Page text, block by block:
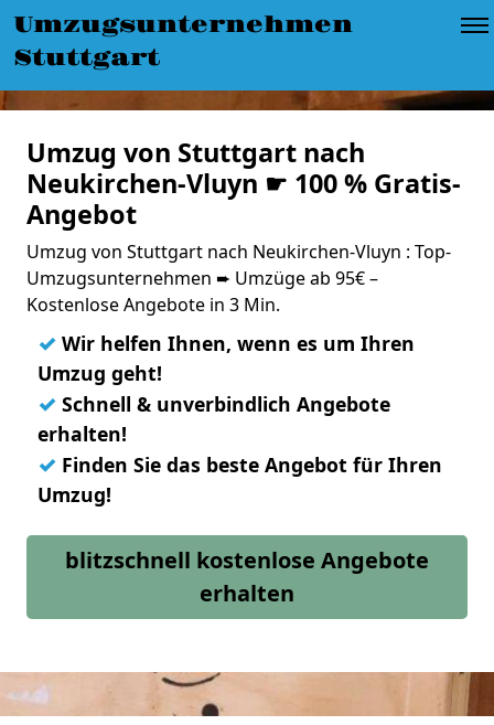
Umzugsunternehmen
Stuttgart
Umzug von Stuttgart nach
Neukirchen-Vluyn ☛ 100 % Gratis-
Angebot
Umzug von Stuttgart nach Neukirchen-Vluyn : Top-
Umzugsunternehmen ➨ Umzüge ab 95€ –
Kostenlose Angebote in 3 Min.
✓ Wir helfen Ihnen, wenn es um Ihren
Umzug geht!
✓ Schnell & unverbindlich Angebote
erhalten!
✓ Finden Sie das beste Angebot für Ihren
Umzug!
blitzschnell kostenlose Angebote
erhalten